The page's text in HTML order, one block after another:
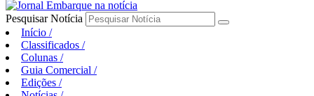
Pesquisar Notícia
Início /
Classificados /
Colunas /
Guia Comercial /
Edições /